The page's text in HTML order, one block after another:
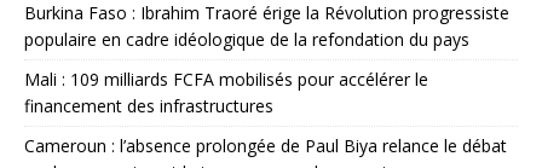
Burkina Faso : Ibrahim Traoré érige la Révolution progressiste
populaire en cadre idéologique de la refondation du pays
Mali : 109 milliards FCFA mobilisés pour accélérer le
financement des infrastructures
Cameroun : l’absence prolongée de Paul Biya relance le débat